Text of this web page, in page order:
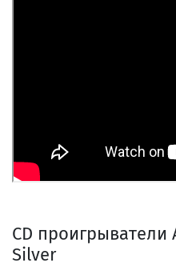
CD проигрыватели
Silver